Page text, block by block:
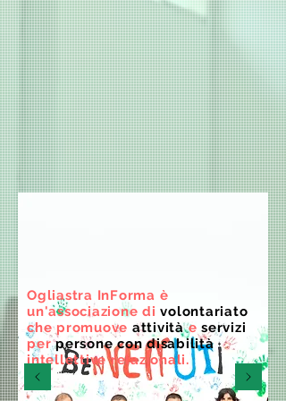
Ogliastra InForma è
un'associazione divolontariato
che promuove attività e servizi
perpersone con disabilità
intellettive relazionali.